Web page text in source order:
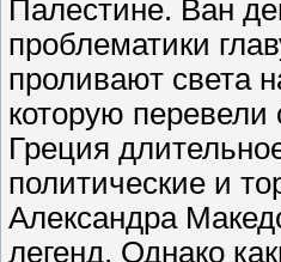
Палестине. Ван
проблематики
проливают света
которую
Греция
политические и
Александра
легенд. Однако